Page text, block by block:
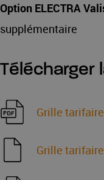
Option ELECTRA
supplémentaire
Télécharger
Grille
Grille